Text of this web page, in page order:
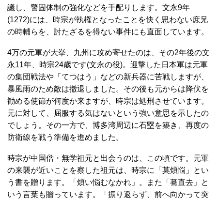
議し、警固体制の強化などを手配りします。文永9年
(1272)には、時宗が執権となったことを快く思わない庶兄
の時輔らを、討たざるを得ない事件にも直面しています。
4万の元軍が大挙、九州に攻め寄せたのは、その2年後の文
永11年、時宗24歳です(文永の役)。迎撃した日本軍は元軍
の集団戦法や「てつはう」などの新兵器に苦戦しますが、
暴風雨のため敵は撤退しました。その後も元からは降伏を
勧める使節が何度か来ますが、時宗は処刑させています。
元に対して、屈服する気はないという強い意思を示したの
でしょう。その一方で、博多湾周辺に石塁を築き、再度の
防衛線を戦う準備を進めました。
時宗が中国僧・無学祖元と出会うのは、この頃です。元軍
の来襲が近いことを察した祖元は、時宗に「莫煩悩」とい
う書を贈ります。「煩い悩むなかれ」。また「驀直去」と
いう言葉も贈っています。「振り返らず、前へ向かって突